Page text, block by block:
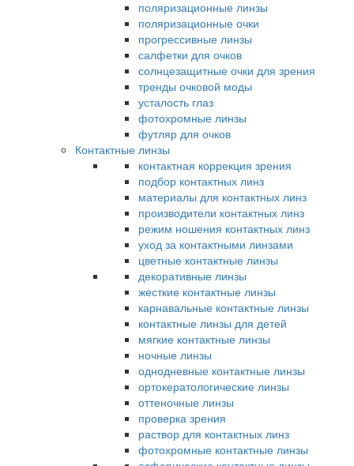
поляризационные линзы
поляризационные очки
прогрессивные линзы
салфетки для очков
солнцезащитные очки для зрения
тренды очковой моды
усталость глаз
фотохромные линзы
футляр для очков
Контактные линзы
контактная коррекция зрения
подбор контактных линз
материалы для контактных линз
производители контактных линз
режим ношения контактных линз
уход за контактными линзами
цветные контактные линзы
декоративные линзы
жесткие контактные линзы
карнавальные контактные линзы
контактные линзы для детей
мягкие контактные линзы
ночные линзы
однодневные контактные линзы
ортокератологические линзы
оттеночные линзы
проверка зрения
раствор для контактных линз
фотохромные контактные линзы